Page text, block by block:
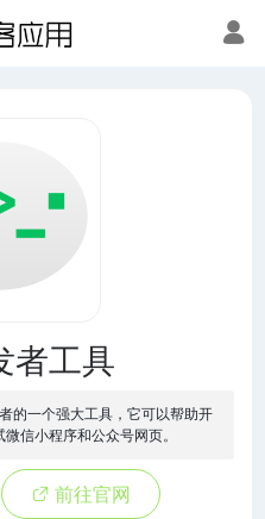
者工具
的一个强大工具，它可以帮助开
信小程序和公众号网页。
前往官网